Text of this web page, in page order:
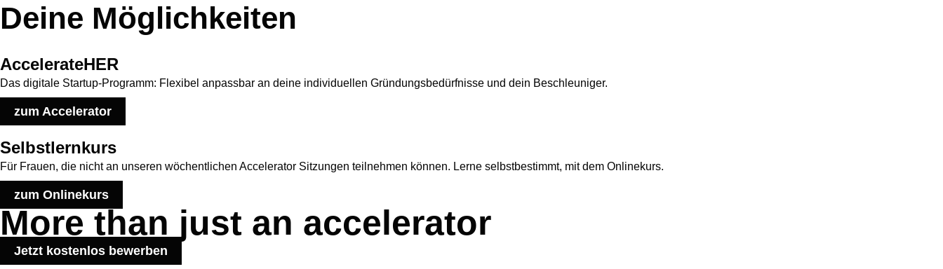
Deine Möglichkeiten
AccelerateHER
Das digitale Startup-Programm: Flexibel anpassbar an deine individuellen Gründungsbedürfnisse und dein Beschleuniger.
zum Accelerator
Selbstlernkurs
Für Frauen, die nicht an unseren wöchentlichen Accelerator Sitzungen teilnehmen können. Lerne selbstbestimmt, mit dem Onlinekurs.
zum Onlinekurs
More than just an accelerator
Jetzt kostenlos bewerben